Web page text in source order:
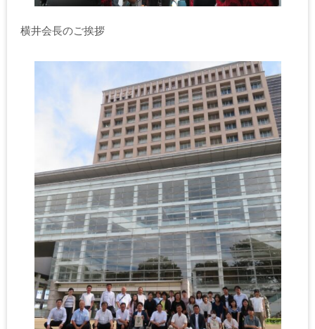
横井会長のご挨拶